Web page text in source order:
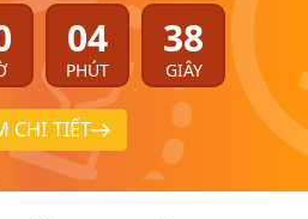
04
PHÚT
37
GIÂY
CHI TIẾT